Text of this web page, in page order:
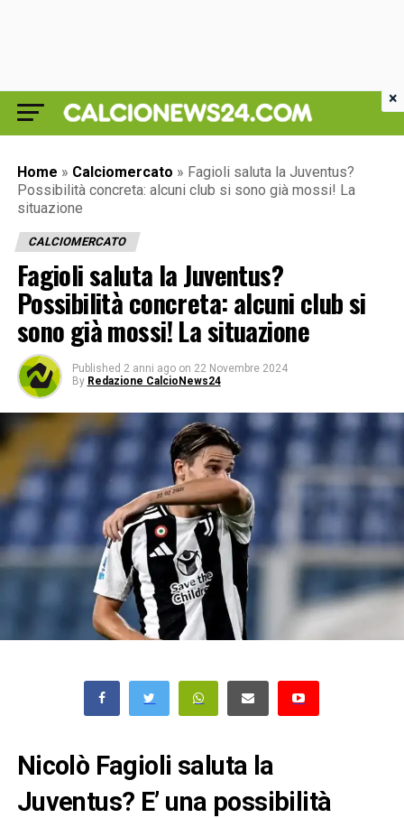
Home » Calciomercato » Fagioli saluta la Juventus?
Possibilità concreta: alcuni club si sono già mossi! La
situazione
CALCIOMERCATO
Fagioli saluta la Juventus?
Possibilità concreta: alcuni club si
sono già mossi! La situazione
Published 2 anni ago on 22 Novembre 2024
By Redazione CalcioNews24
Nicolò Fagioli saluta la
Juventus? E’ una possibilità
×